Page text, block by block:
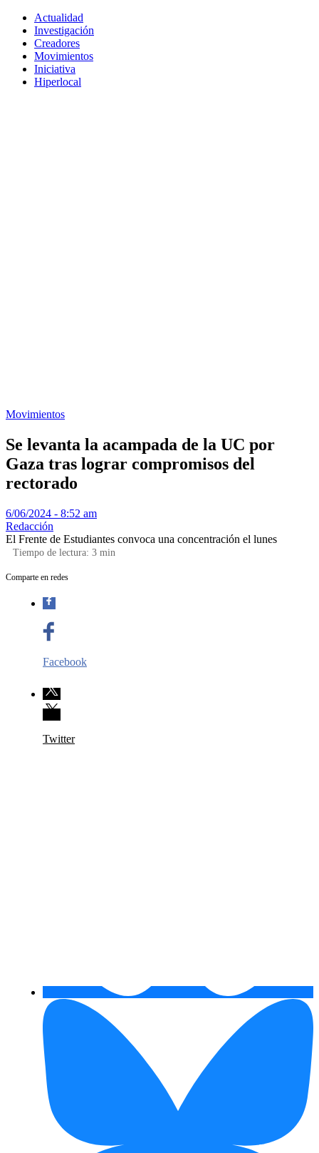
Actualidad
Investigación
Creadores
Movimientos
Iniciativa
Hiperlocal
Movimientos
Se levanta la acampada de la UC por
Gaza tras lograr compromisos del
rectorado
6/06/2024 - 8:52 am
Redacción
El Frente de Estudiantes convoca una concentración el lunes
Tiempo de lectura: 3 min
Comparte en redes
Facebook
Twitter